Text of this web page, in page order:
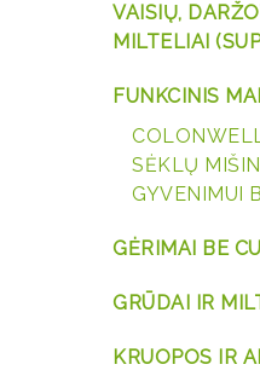
VAISIŲ,
MILTELIAI
FUNKCINIS
SĖKLŲ
GYVENIMUI
GĖRIMAI BE
GRŪDAI IR
KRUOPOS IR